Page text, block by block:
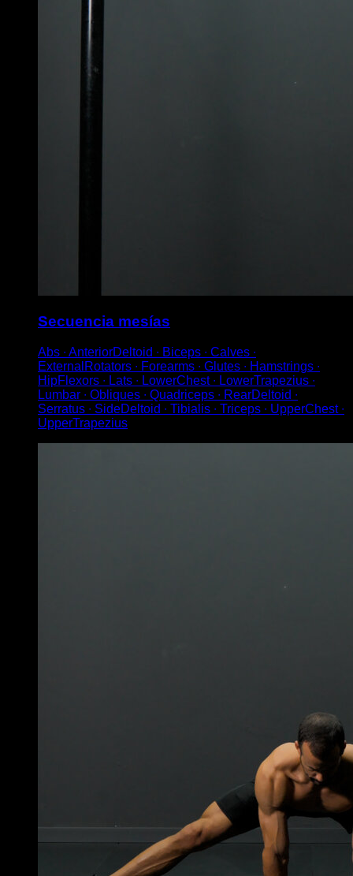
Secuencia mesías
Abs ∙ AnteriorDeltoid ∙ Biceps ∙ Calves ∙
ExternalRotators ∙ Forearms ∙ Glutes ∙ Hamstrings ∙
HipFlexors ∙ Lats ∙ LowerChest ∙ LowerTrapezius ∙
Lumbar ∙ Obliques ∙ Quadriceps ∙ RearDeltoid ∙
Serratus ∙ SideDeltoid ∙ Tibialis ∙ Triceps ∙ UpperChest ∙
UpperTrapezius